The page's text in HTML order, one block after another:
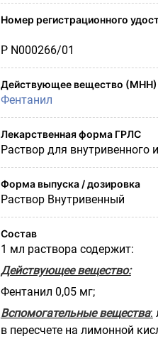
Номер регистрационного
Р N000266/01
Действующее вещество (МНН)
Фентанил
Лекарственная форма ГРЛС
Раствор для
Форма выпуска / дозировка
Раствор Внутривенный
Состав
1 мл раствора содержит:
Действующее вещество:
Фентанил 0,05 мг;
Вспомогательные вещества:
в пересчете на лимонной